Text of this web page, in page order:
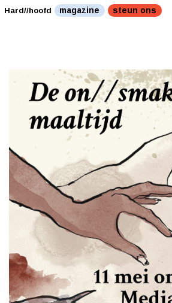
Hard//hoofd magazine steun ons